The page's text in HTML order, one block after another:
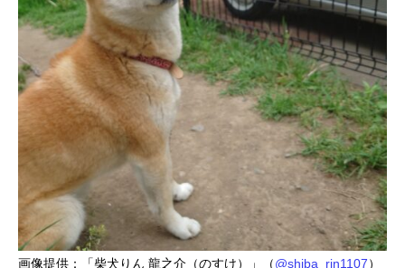
画像提供：「柴犬りん 龍之介（のすけ）」（@shiba_rin1107）